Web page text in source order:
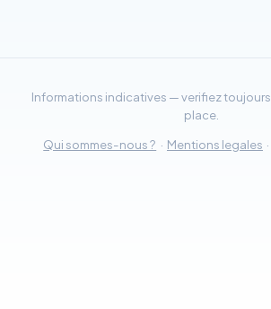
Informations indicatives — verifiez
place.
Qui sommes-nous ? · Mentions legales ·